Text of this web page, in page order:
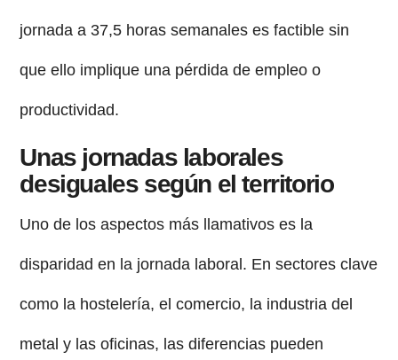
jornada a 37,5 horas semanales es factible sin
que ello implique una pérdida de empleo o
productividad.
Unas jornadas laborales
desiguales según el territorio
Uno de los aspectos más llamativos es la
disparidad en la jornada laboral. En sectores clave
como la hostelería, el comercio, la industria del
metal y las oficinas, las diferencias pueden